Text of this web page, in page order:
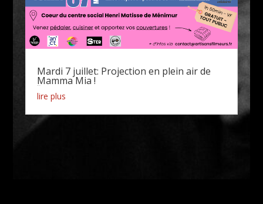
Mardi 7 juillet: Projection en plein air de
Mamma Mia !
lire plus